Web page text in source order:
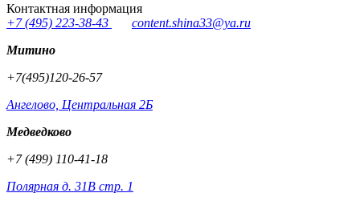
Контактная информация
+7 (495) 223-38-43
content.shina33@ya.ru
Митино
+7(495)120-26-57
Ангелово, Центральная 2Б
Медведково
+7 (499) 110-41-18
Полярная д. 31В стр. 1